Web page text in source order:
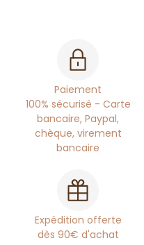
Paiement
100% sécurisé - Carte
bancaire, Paypal,
chèque, virement
bancaire
Expédition offerte
dès 90€ d'achat